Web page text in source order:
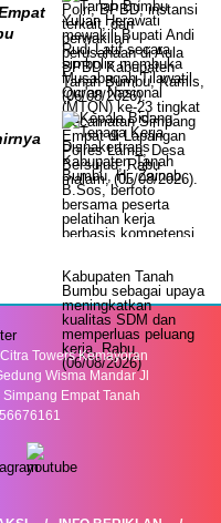
Towers Kemayoran
Wisma Mandar Jl
Empat Tanah